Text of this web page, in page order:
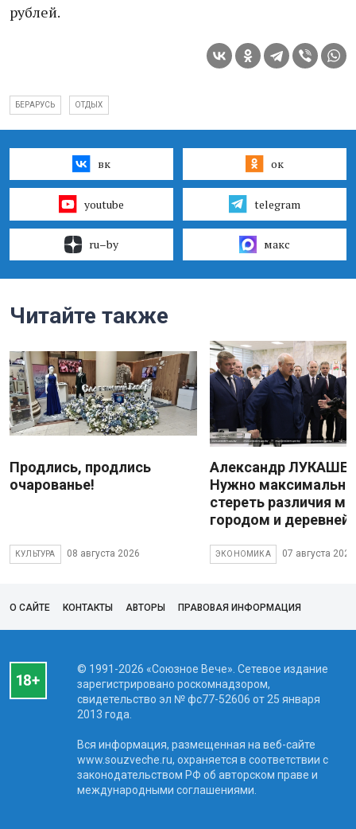
рублей.
БЕРАРУСЬ ОТДЫХ
вк ок
youtube telegram
ru–by макс
Читайте также
Продлись, продлись
очарованье!
КУЛЬТУРА 08 августа 2026
Александр
Нужно максимально
стереть различия
городом и деревней
ЭКОНОМИКА 07 августа 2026
О САЙТЕ КОНТАКТЫ АВТОРЫ ПРАВОВАЯ ИНФОРМАЦИЯ
© 1991-2026 «Союзное Вече». Сетевое издание
зарегистрировано роскомнадзором,
свидетельство эл № фc77-52606 от 25 января
2013 года.
Вся информация, размещенная на веб-сайте
www.souzveche.ru, охраняется в соответствии с
законодательством РФ об авторском праве и
международными соглашениями.